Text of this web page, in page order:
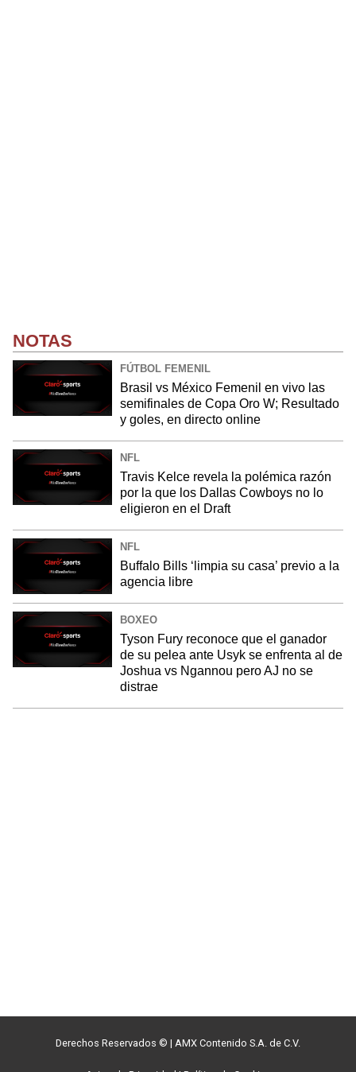
NOTAS
FÚTBOL FEMENIL
Brasil vs México Femenil en vivo las
semifinales de Copa Oro W; Resultado
y goles, en directo online
NFL
Travis Kelce revela la polémica razón
por la que los Dallas Cowboys no lo
eligieron en el Draft
NFL
Buffalo Bills ‘limpia su casa’ previo a la
agencia libre
BOXEO
Tyson Fury reconoce que el ganador
de su pelea ante Usyk se enfrenta al de
Joshua vs Ngannou pero AJ no se
distrae
Derechos Reservados © | AMX Contenido S.A. de C.V.